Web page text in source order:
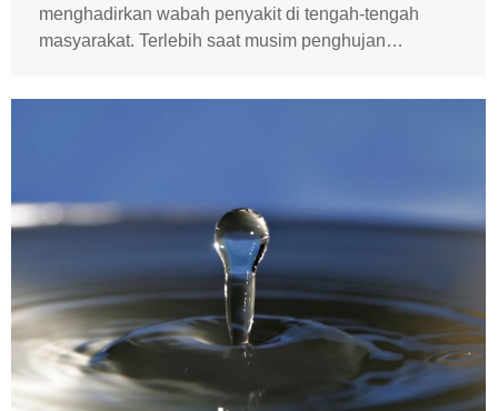
menghadirkan wabah penyakit di tengah-tengah
masyarakat. Terlebih saat musim penghujan…